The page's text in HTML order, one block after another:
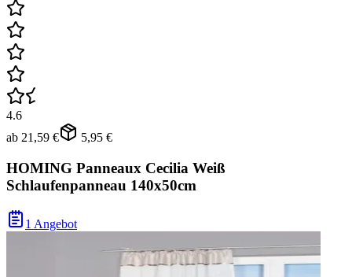
4.6
ab 21,59 € 5,95 €
HOMING Panneaux Cecilia Weiß
Schlaufenpanneau 140x50cm
1 Angebot